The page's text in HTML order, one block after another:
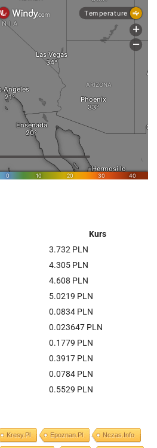
Kurs
3.732 PLN
4.305 PLN
4.608 PLN
5.0219 PLN
0.0834 PLN
0.023647 PLN
0.1779 PLN
0.3917 PLN
0.0784 PLN
0.5529 PLN
Kresy.pl Epoznan.pl Nczas.info